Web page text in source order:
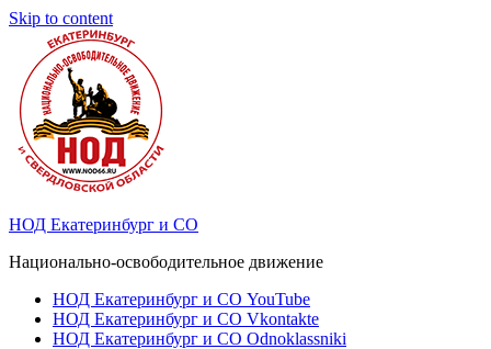
Skip to content
НОД Екатеринбург и СО
Национально-освободительное движение
НОД Екатеринбург и СО YouTube
НОД Екатеринбург и СО Vkontakte
НОД Екатеринбург и СО Odnoklassniki